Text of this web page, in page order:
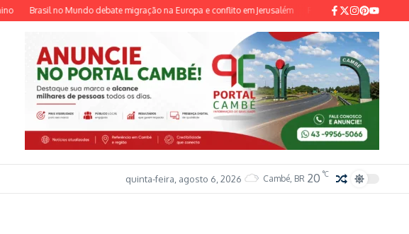
Brasil no Mundo debate migração na Europa e conflito em Jerusalém Federação PSOL-Rede
quinta-feira, agosto 6, 2026 Cambé, BR 20 °C